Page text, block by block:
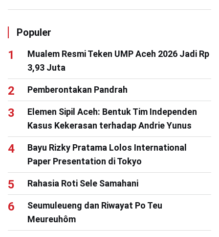
Populer
Mualem Resmi Teken UMP Aceh 2026 Jadi Rp
3,93 Juta
Pemberontakan Pandrah
Elemen Sipil Aceh: Bentuk Tim Independen
Kasus Kekerasan terhadap Andrie Yunus
Bayu Rizky Pratama Lolos International
Paper Presentation di Tokyo
Rahasia Roti Sele Samahani
Seumuleueng dan Riwayat Po Teu
Meureuhôm